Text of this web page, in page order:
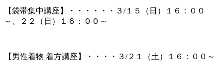
【袋帯集中講座】・・・・・・３/１５（日）１６：００
～、２２（日）１６：００～
【男性着物 着方講座】・・・・３/２１（土）１６：００～